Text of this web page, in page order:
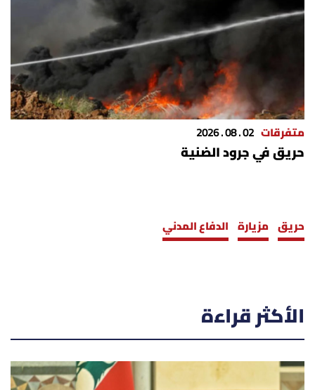
للتواصل معنا
شروط الاستخدام
شروط الإشتراك
متفرقات 02 . 08 . 2026
حريق في جرود الضنية
حريق مزيارة الدفاع المدني
الأكثر قراءة